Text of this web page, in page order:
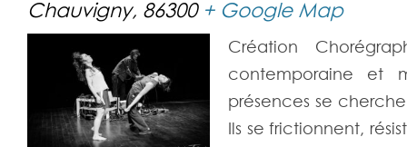
Chauvigny, 86300 + Google Map
Création
contemporaine et
présences se
Ils se frictionnent,